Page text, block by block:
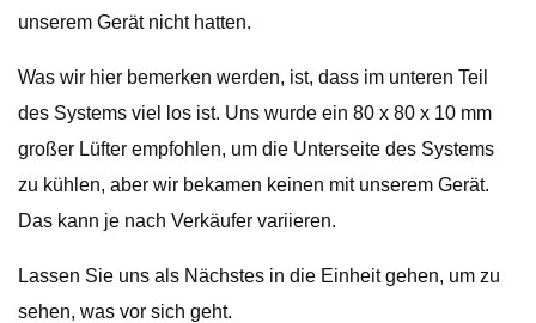
unserem Gerät nicht hatten.
Was wir hier bemerken werden, ist, dass im unteren Teil
des Systems viel los ist. Uns wurde ein 80 x 80 x 10 mm
großer Lüfter empfohlen, um die Unterseite des Systems
zu kühlen, aber wir bekamen keinen mit unserem Gerät.
Das kann je nach Verkäufer variieren.
Lassen Sie uns als Nächstes in die Einheit gehen, um zu
sehen, was vor sich geht.